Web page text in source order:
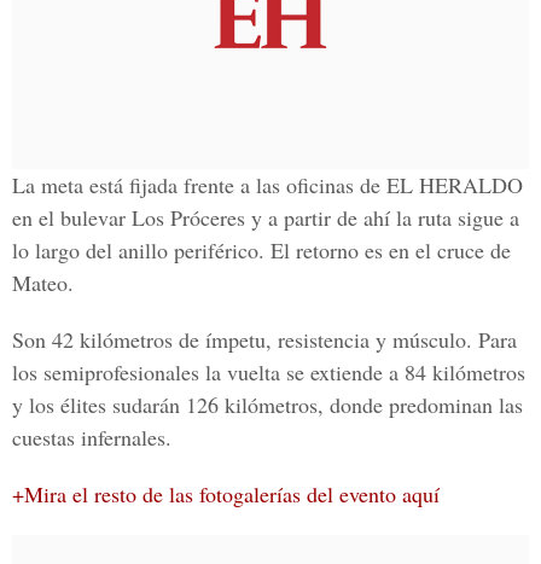
La meta está fijada frente a las oficinas de EL HERALDO
en el bulevar Los Próceres y a partir de ahí la ruta sigue a
lo largo del anillo periférico. El retorno es en el cruce de
Mateo.
Son 42 kilómetros de ímpetu, resistencia y músculo. Para
los semiprofesionales la vuelta se extiende a 84 kilómetros
y los élites sudarán 126 kilómetros, donde predominan las
cuestas infernales.
+Mira el resto de las fotogalerías del evento aquí